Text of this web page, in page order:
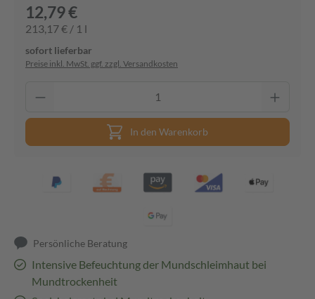
12,79 €
213,17 € / 1 l
sofort lieferbar
Preise inkl. MwSt. ggf. zzgl. Versandkosten
In den Warenkorb
Persönliche Beratung
Intensive Befeuchtung der Mundschleimhaut bei
Mundtrockenheit